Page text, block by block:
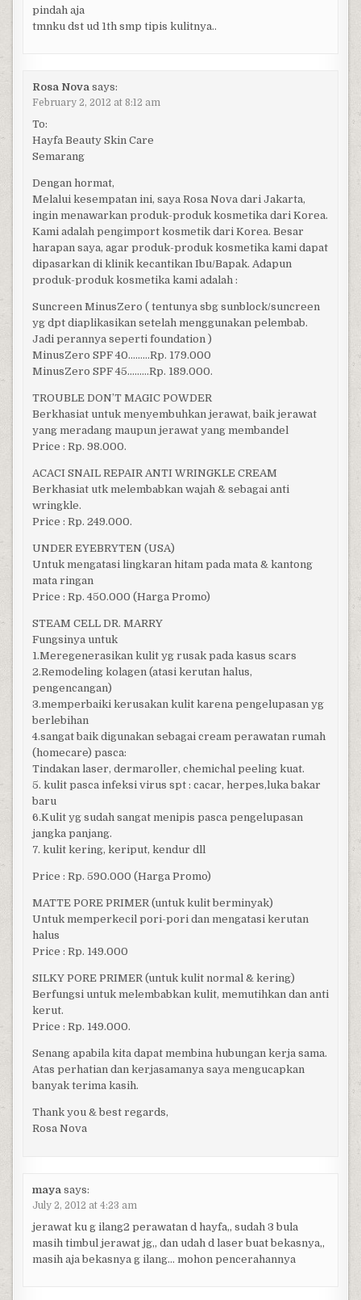
pindah aja
tmnku dst ud 1th smp tipis kulitnya..
Rosa Nova says:
February 2, 2012 at 8:12 am
To:
Hayfa Beauty Skin Care
Semarang
Dengan hormat,
Melalui kesempatan ini, saya Rosa Nova dari Jakarta,
ingin menawarkan produk-produk kosmetika dari Korea.
Kami adalah pengimport kosmetik dari Korea. Besar
harapan saya, agar produk-produk kosmetika kami dapat
dipasarkan di klinik kecantikan Ibu/Bapak. Adapun
produk-produk kosmetika kami adalah :
Suncreen MinusZero ( tentunya sbg sunblock/suncreen
yg dpt diaplikasikan setelah menggunakan pelembab.
Jadi perannya seperti foundation )
MinusZero SPF 40………Rp. 179.000
MinusZero SPF 45………Rp. 189.000.
TROUBLE DON’T MAGIC POWDER
Berkhasiat untuk menyembuhkan jerawat, baik jerawat
yang meradang maupun jerawat yang membandel
Price : Rp. 98.000.
ACACI SNAIL REPAIR ANTI WRINGKLE CREAM
Berkhasiat utk melembabkan wajah & sebagai anti
wringkle.
Price : Rp. 249.000.
UNDER EYEBRYTEN (USA)
Untuk mengatasi lingkaran hitam pada mata & kantong
mata ringan
Price : Rp. 450.000 (Harga Promo)
STEAM CELL DR. MARRY
Fungsinya untuk
1.Meregenerasikan kulit yg rusak pada kasus scars
2.Remodeling kolagen (atasi kerutan halus,
pengencangan)
3.memperbaiki kerusakan kulit karena pengelupasan yg
berlebihan
4.sangat baik digunakan sebagai cream perawatan rumah
(homecare) pasca:
Tindakan laser, dermaroller, chemichal peeling kuat.
5. kulit pasca infeksi virus spt : cacar, herpes,luka bakar
baru
6.Kulit yg sudah sangat menipis pasca pengelupasan
jangka panjang.
7. kulit kering, keriput, kendur dll
Price : Rp. 590.000 (Harga Promo)
MATTE PORE PRIMER (untuk kulit berminyak)
Untuk memperkecil pori-pori dan mengatasi kerutan
halus
Price : Rp. 149.000
SILKY PORE PRIMER (untuk kulit normal & kering)
Berfungsi untuk melembabkan kulit, memutihkan dan anti
kerut.
Price : Rp. 149.000.
Senang apabila kita dapat membina hubungan kerja sama.
Atas perhatian dan kerjasamanya saya mengucapkan
banyak terima kasih.
Thank you & best regards,
Rosa Nova
maya says:
July 2, 2012 at 4:23 am
jerawat ku g ilang2 perawatan d hayfa,, sudah 3 bula
masih timbul jerawat jg,, dan udah d laser buat bekasnya,,
masih aja bekasnya g ilang… mohon pencerahannya